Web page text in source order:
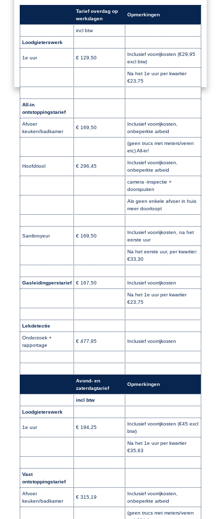
Tarief overdag op
werkdagen
Opmerkingen
incl btw
Loodgieterswerk
1e uur € 129,50
Inclusief voorrijkosten (€29,95
excl btw)
Na het 1e uur per kwartier
€23,75
All-in
ontstoppingstarief
Afvoer
keuken/badkamer
€ 169,50
Inclusief voorrijkosten,
onbeperkte arbeid
(geen trucs met meters/veren
etc) All-in!
Hoofdriool € 296,45
Inclusief voorrijkosten,
onbeperkte arbeid
camera -inspectie +
doorspuiten
Als geen enkele afvoer in huis
meer doorloopt
Sanibroyeur € 169,50
Inclusief voorrijkosten, na het
eerste uur
Na het eerste uur, per kwartier:
€33,30
Gasleidingperstarief € 167,50 Inclusief voorrijkosten
Na het 1e uur per kwartier
€23,75
Lekdetectie
Onderzoek +
rapportage
€ 477,95 Inclusief voorrijkosten
Avond- en
zaterdagtarief
Opmerkingen
incl btw
Loodgieterswerk
1e uur € 194,25
Inclusief voorrijkosten (€45 excl
btw)
Na het 1e uur per kwartier
€35,63
Vast
ontstoppingstarief
Afvoer
keuken/badkamer
€ 315,19
Inclusief voorrijkosten,
onbeperkte arbeid
(geen trucs met meters/veren